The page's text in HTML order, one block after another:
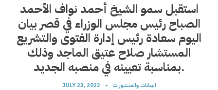
استقبل سمو الشيخ أحمد نواف الأحمد
الصباح رئيس مجلس الوزراء في قصر بيان
اليوم سعادة رئيس إدارة الفتوى والتشريع
المستشار صلاح عتيق الماجد وذلك
بمناسبة تعيينه في منصبه الجديد.
JULY 23, 2023 • البيانات والمنشورات